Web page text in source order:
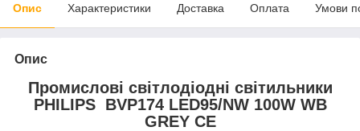
Опис Характеристики Доставка Оплата Умови
Опис
Промислові світлодіодні світильники
PHILIPS BVP174 LED95/NW 100W WB
GREY CE